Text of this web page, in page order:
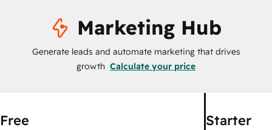
Marketing Hub
Generate leads and automate marketing that drives
growth Calculate your price
Free Starter